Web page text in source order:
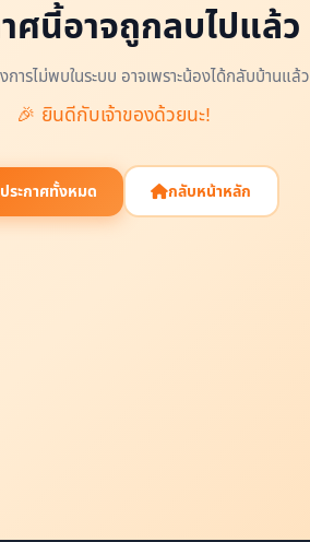
ศนี้อาจถูกลบไปแล้ว
ารไม่พบในระบบ อาจเพราะน้องได้กลับบ้านแล้ว
🎉 ยินดีกับเจ้าของด้วยนะ!
ระกาศทั้งหมด กลับหน้าหลัก